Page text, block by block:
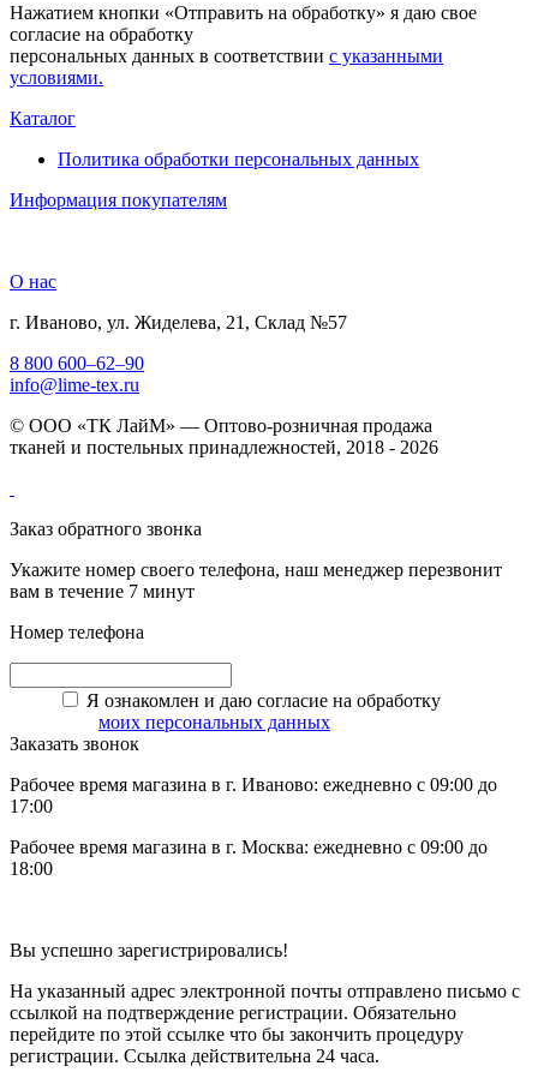
Нажатием кнопки «Отправить на обработку» я даю свое
согласие на обработку
персональных данных в соответствии с указанными
условиями.
Каталог
Политика обработки персональных данных
Информация покупателям
О нас
г. Иваново, ул. Жиделева, 21, Склад №57
8 800 600–62–90
info@lime-tex.ru
© ООО «ТК ЛайМ» — Оптово-розничная продажа
тканей и постельных принадлежностей, 2018 - 2026
Заказ обратного звонка
Укажите номер своего телефона, наш менеджер перезвонит
вам в течение 7 минут
Номер телефона
Я ознакомлен и даю согласие на обработку
моих персональных данных
Заказать звонок
Рабочее время магазина в г. Иваново: ежедневно с 09:00 до
17:00
Рабочее время магазина в г. Москва: ежедневно с 09:00 до
18:00
Вы успешно зарегистрировались!
На указанный адрес электронной почты отправлено письмо с
ссылкой на подтверждение регистрации. Обязательно
перейдите по этой ссылке что бы закончить процедуру
регистрации. Ссылка действительна 24 часа.